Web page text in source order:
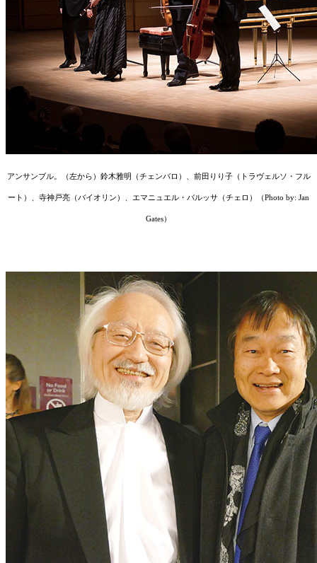
アンサンブル。（左から）鈴木雅明（チェンバロ）、前田りり子（トラヴェルソ・フル
ート）、寺神戸亮（バイオリン）、エマニュエル・バルッサ（チェロ）（Photo by: Jan
Gates）